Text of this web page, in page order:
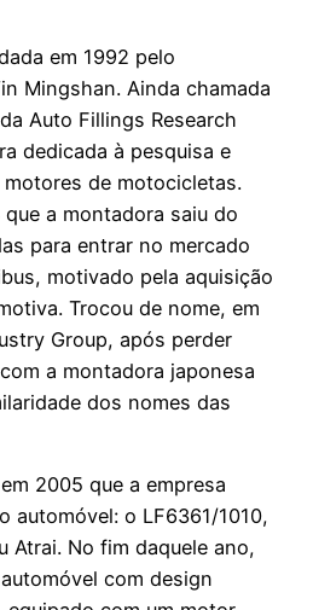
em 1992 pelo
Mingshan. Ainda chamada
Auto Fillings Research
dedicada à pesquisa e
de motocicletas.
a montadora saiu do
para entrar no mercado
motivado pela aquisição
Trocou de nome, em
Group, após perder
a montadora japonesa
dos nomes das
2005 que a empresa
automóvel: o LF6361/1010,
Atrai. No fim daquele ano,
com design